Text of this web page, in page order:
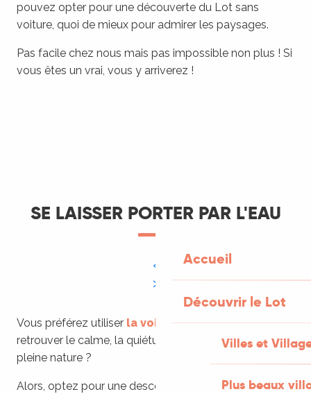
Accueil
Découvrir le Lot
Villes et
Plus beaux
pouvez opter pour une découverte du Lot sans
voiture, quoi de mieux pour admirer les paysages.
Pas facile chez nous mais pas impossible non plus ! Si
vous êtes un vrai, vous y arriverez !
SE LAISSER PORTER PAR L'EAU
Vous préférez utiliser la voie des eauxpour
retrouver le calme, la quiétude et le charme de la
pleine nature ?
Alors, optez pour une descente en canoë, un parcours